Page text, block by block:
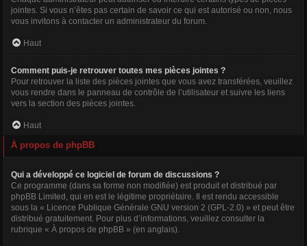
jointes. Si vous n’êtes pas certain de savoir ce qui est autorisé ou non, nous
vous invitons à contacter un administrateur du forum.
Haut
Comment puis-je retrouver toutes mes pièces jointes ?
Pour retrouver la liste des pièces jointes que vous avez transférées, veuillez
vous rendre dans le panneau de contrôle de l’utilisateur et suivre les liens
vers la section des pièces jointes.
Haut
À propos de phpBB
Qui a développé ce logiciel de forum de discussions ?
Ce programme (dans sa forme non modifiée) est produit et distribué par
phpBB Limited , qui en est le légitime propriétaire. Il est rendu accessible
sous la « Licence Publique Générale GNU version 2 (GPL-2.0) » et peut être
distribué gratuitement. Pour plus d’informations, veuillez consulter la
rubrique « À propos de phpBB » (en anglais).